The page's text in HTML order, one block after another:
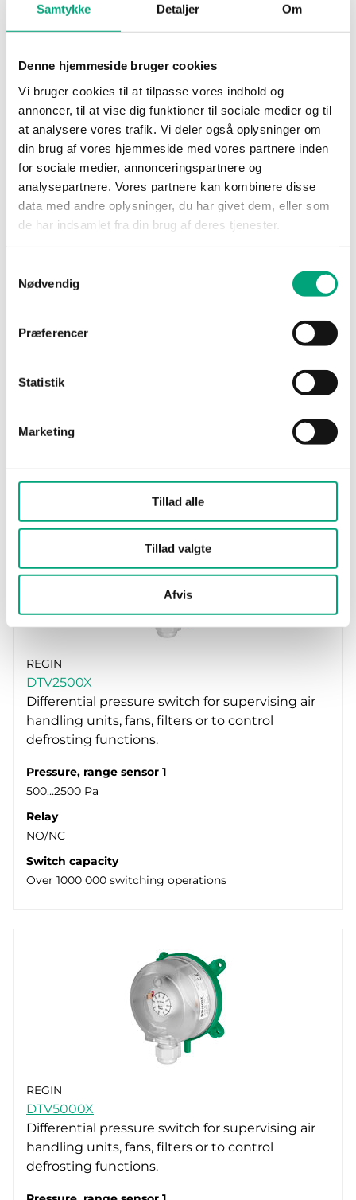
Samtykke Detaljer Om
Denne hjemmeside bruger cookies
Vi bruger cookies til at tilpasse vores indhold og
annoncer, til at vise dig funktioner til sociale medier og til
at analysere vores trafik. Vi deler også oplysninger om
din brug af vores hjemmeside med vores partnere inden
for sociale medier, annonceringspartnere og
analysepartnere. Vores partnere kan kombinere disse
data med andre oplysninger, du har givet dem, eller som
de har indsamlet fra din brug af deres tjenester.
Nødvendig
Præferencer
Statistik
Marketing
Tillad alle
Tillad valgte
Afvis
Switch capacity
Over 1000 000 switching operations
Differential pressure switch for supervising air
handling units, fans, filters or to control
Relay
Switch capacity
REGIN
DTV2500X
Differential pressure switch for supervising air
handling units, fans, filters or to control
defrosting functions.
Pressure, range sensor 1
500…2500 Pa
Relay
NO/NC
Switch capacity
Over 1000 000 switching operations
REGIN
DTV5000X
Differential pressure switch for supervising air
handling units, fans, filters or to control
defrosting functions.